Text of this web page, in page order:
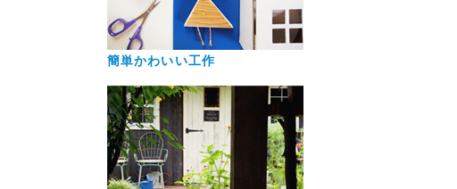
簡単かわいい工作